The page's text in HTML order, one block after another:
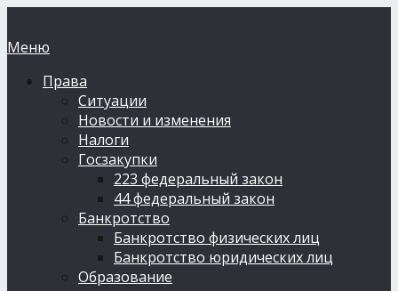
Меню
Права
Ситуации
Новости и изменения
Налоги
Госзакупки
223 федеральный закон
44 федеральный закон
Банкротство
Банкротство физических лиц
Банкротство юридических лиц
Образование